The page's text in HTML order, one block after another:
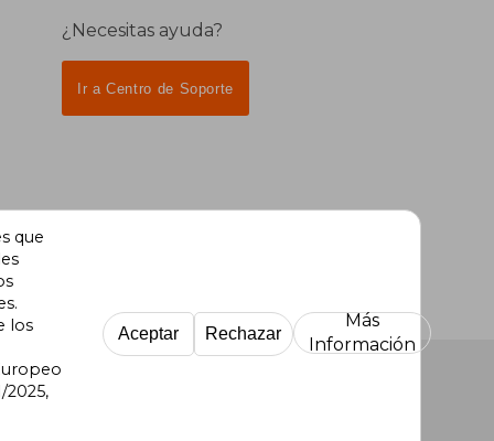
¿Necesitas ayuda?
Ir a Centro de Soporte
que
los
2025,
Aceptar Rechazar
Más
Información